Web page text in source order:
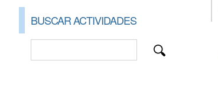
BUSCAR ACTIVIDADES